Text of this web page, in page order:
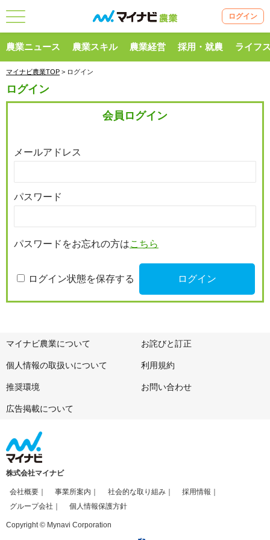
ログイン
農業ニュース 農業スキル 農業経営 採用・就農 ライフ
マイナビ農業TOP > ログイン
ログイン
会員ログイン
メールアドレス
パスワード
パスワードをお忘れの方はこちら
ログイン状態を保存する
マイナビ農業について お詫びと訂正
個人情報の取扱いについて 利用規約
推奨環境 お問い合わせ
広告掲載について
株式会社マイナビ
会社概要 事業所案内 社会的な取り組み
採用情報
グループ会社
個人情報保護方針
Copyright © Mynavi Corporation